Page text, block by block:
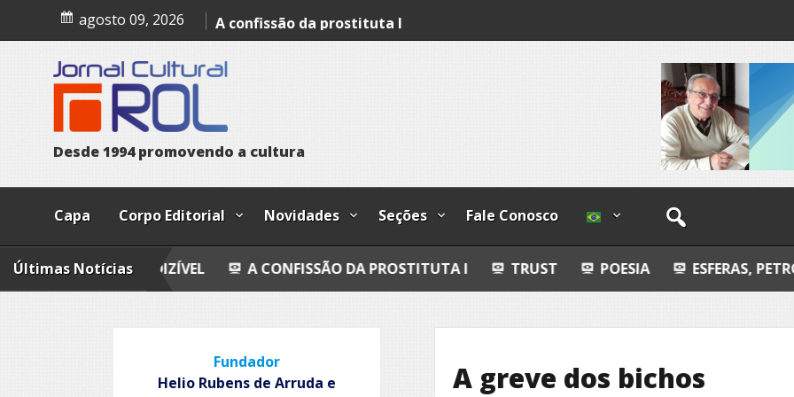
content
agosto 09, 2026
Avaliação imobiliária do indizível
A confissão da prostituta I
Trust
Esferas, petroglifos y calzadas
Desde1994 promovendo a cultura
Capa Corpo Editorial Novidades Seções Fale Conosco
Últimas Notícias
DO INDIZÍVEL A CONFISSÃO DA PROSTITUTA I TRUST POESIA ESFERAS, PETROGLIFOS Y
A greve dos bichos
Fundador
Helio Rubens de Arruda e